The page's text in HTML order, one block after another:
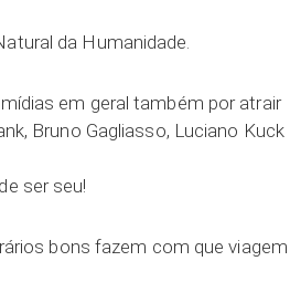
da Humanidade.
em geral também por atrair
Bruno Gagliasso, Luciano Kuck
ser seu!
bons fazem com que viagem